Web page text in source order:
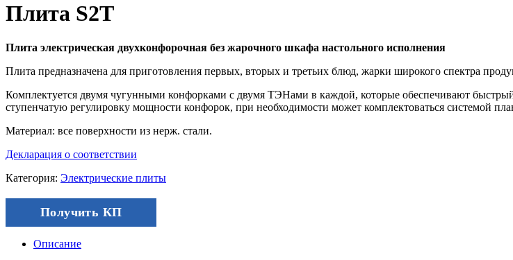
Плита S2T
Плита электрическая двухконфорочная без жарочного шкафа настольного исполнения
Плита предназначена для приготовления первых, вторых и третьих блюд, жарки широкого спектра
Комплектуется двумя чугунными конфорками с двумя ТЭНами в каждой, которые обеспечивают
ступенчатую регулировку мощности конфорок, при необходимости может комплектоваться системой
Материал: все поверхности из нерж. стали.
Декларация о соответствии
Категория: Электрические плиты
Получить КП
Описание